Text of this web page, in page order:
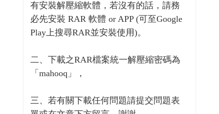
有安裝解壓縮軟體，若沒有的話，請務
必先安裝 RAR 軟體 or APP (可至Google
Play上搜尋RAR並安裝使用)。
二、下載之RAR檔案統一解壓縮密碼為
「mahooq」，
三、若有關下載任何問題請提交問題表